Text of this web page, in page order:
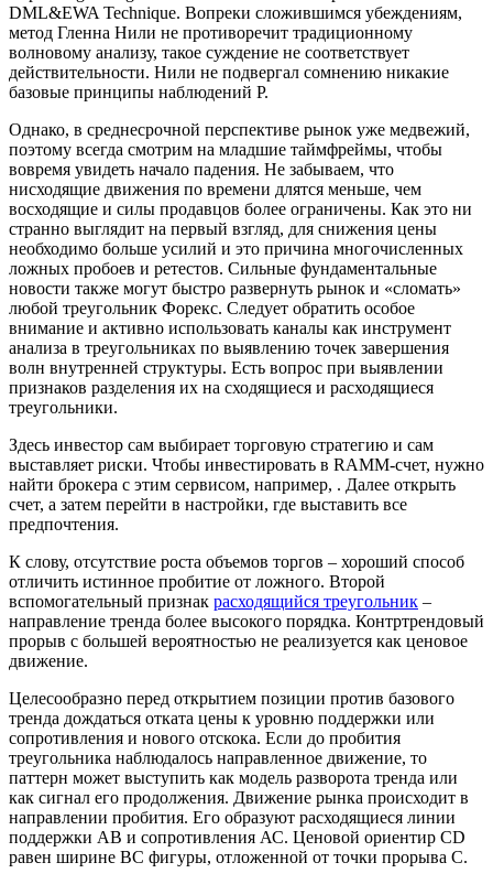
DML&EWA Technique. Вопреки сложившимся убеждениям,
метод Гленна Нили не противоречит традиционному
волновому анализу, такое суждение не соответствует
действительности. Нили не подвергал сомнению никакие
базовые принципы наблюдений Р.
Однако, в среднесрочной перспективе рынок уже медвежий,
поэтому всегда смотрим на младшие таймфреймы, чтобы
вовремя увидеть начало падения. Не забываем, что
нисходящие движения по времени длятся меньше, чем
восходящие и силы продавцов более ограничены. Как это ни
странно выглядит на первый взгляд, для снижения цены
необходимо больше усилий и это причина многочисленных
ложных пробоев и ретестов. Сильные фундаментальные
новости также могут быстро развернуть рынок и «сломать»
любой треугольник Форекс. Следует обратить особое
внимание и активно использовать каналы как инструмент
анализа в треугольниках по выявлению точек завершения
волн внутренней структуры. Есть вопрос при выявлении
признаков разделения их на сходящиеся и расходящиеся
треугольники.
Здесь инвестор сам выбирает торговую стратегию и сам
выставляет риски. Чтобы инвестировать в RAMM-счет, нужно
найти брокера с этим сервисом, например, . Далее открыть
счет, а затем перейти в настройки, где выставить все
предпочтения.
К слову, отсутствие роста объемов торгов – хороший способ
отличить истинное пробитие от ложного. Второй
вспомогательный признак расходящийся треугольник –
направление тренда более высокого порядка. Контртрендовый
прорыв с большей вероятностью не реализуется как ценовое
движение.
Целесообразно перед открытием позиции против базового
тренда дождаться отката цены к уровню поддержки или
сопротивления и нового отскока. Если до пробития
треугольника наблюдалось направленное движение, то
паттерн может выступить как модель разворота тренда или
как сигнал его продолжения. Движение рынка происходит в
направлении пробития. Его образуют расходящиеся линии
поддержки АВ и сопротивления АС. Ценовой ориентир СD
равен ширине ВС фигуры, отложенной от точки прорыва С.